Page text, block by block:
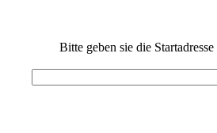
Bitte geben sie die